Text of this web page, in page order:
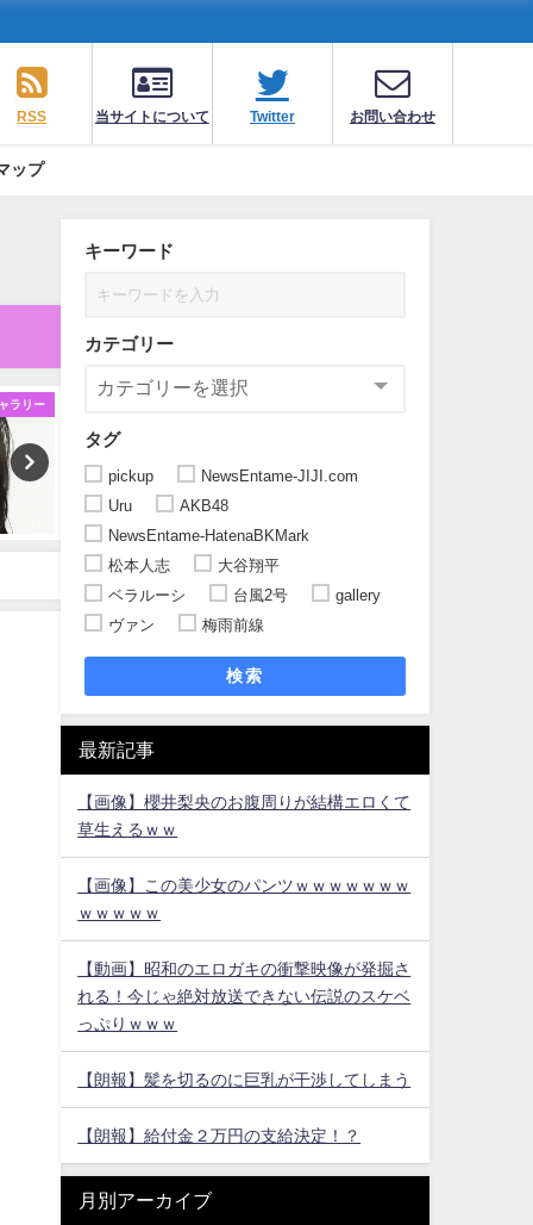
RSS 当サイトについて Twitter お問い合わせ
ップ
ラリー
キーワード
カテゴリー
タグ
pickup
NewsEntame-JIJI.com
Uru
AKB48
NewsEntame-HatenaBKMark
松本人志
大谷翔平
ベラルーシ
台風2号
gallery
ヴァン
梅雨前線
検索
最新記事
【画像】櫻井梨央のお腹周りが結構エロくて
草生えるｗｗ
【画像】この美少女のパンツｗｗｗｗｗｗｗ
ｗｗｗｗｗ
【動画】昭和のエロガキの衝撃映像が発掘さ
れる！今じゃ絶対放送できない伝説のスケベ
っぷりｗｗｗ
【朗報】髪を切るのに巨乳が干渉してしまう
【朗報】給付金２万円の支給決定！？
月別アーカイブ